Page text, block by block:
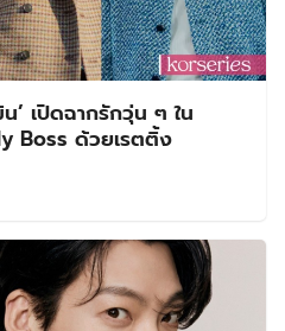
’ เปิดฉากรักวุ่น ๆ ใน
Boss ด้วยเรตติ้ง